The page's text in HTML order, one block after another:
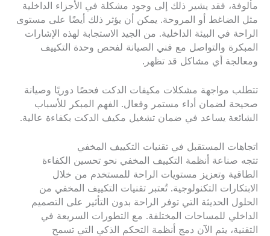
مألوفة، فقد يشير ذلك إلى وجود مشكلة في الأجزاء الداخلية
مثل الضاغط أو المروحة. يمكن أن يؤثر ذلك أيضًا على مستوى
الراحة في البيئة الداخلية. من الجيد الاستجابة لهذه الإشارات
المبكرة والتواصل مع فني الصيانة لفحص وحدة التكييف
ومعالجة أي مشاكل قد تظهر.
تتطلب مواجهة مشكلات مكيفات الدكت فحصًا دوريًا وصيانة
صحيحة لضمان أداء مستمر وفعال. الفهم المبكر للأسباب
الشائعة يساعد في ضمان تشغيل مكيف الدكت بكفاءة عالية.
اتجاهات المستقبل في تقنيات التكييف المخفي
تتجه صناعة أنظمة التكييف المخفي نحو تحسين الكفاءة
الطاقية وتعزيز مستويات الراحة للمستخدم من خلال
الابتكارات التكنولوجية. تُعتبر تقنيات التكييف المخفي من
الحلول الحديثة التي توفر الراحة بدون التأثير على التصميم
الداخلي للمساحات المختلفة. مع التطورات السريعة في
التقنية، يتم الآن دمج أنظمة التحكم الذكي التي تسمح